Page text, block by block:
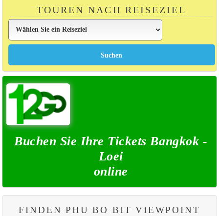
TOUREN NACH REISEZIEL
Buchen Sie Ihre Tickets Bangkok -
Loei
online
FINDEN PHU BO BIT VIEWPOINT